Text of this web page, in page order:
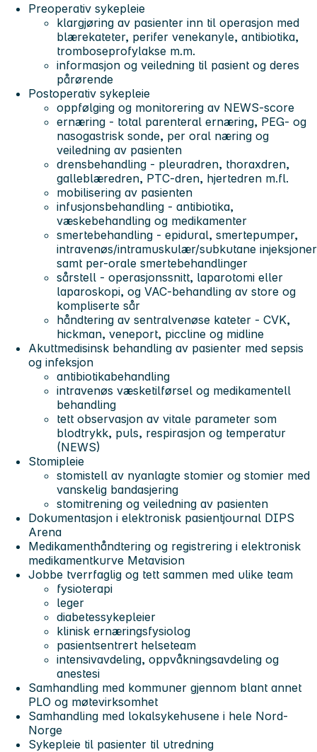
Preoperativ sykepleie
klargjøring av pasienter inn til operasjon med
blærekateter, perifer venekanyle, antibiotika,
tromboseprofylakse m.m.
informasjon og veiledning til pasient og deres
pårørende
Postoperativ sykepleie
oppfølging og monitorering av NEWS-score
ernæring - total parenteral ernæring, PEG- og
nasogastrisk sonde, per oral næring og
veiledning av pasienten
drensbehandling - pleuradren, thoraxdren,
galleblæredren, PTC-dren, hjertedren m.fl.
mobilisering av pasienten
infusjonsbehandling - antibiotika,
væskebehandling og medikamenter
smertebehandling - epidural, smertepumper,
intravenøs/intramuskulær/subkutane injeksjoner
samt per-orale smertebehandlinger
sårstell - operasjonssnitt, laparotomi eller
laparoskopi, og VAC-behandling av store og
kompliserte sår
håndtering av sentralvenøse kateter - CVK,
hickman, veneport, piccline og midline
Akuttmedisinsk behandling av pasienter med sepsis
og infeksjon
antibiotikabehandling
intravenøs væsketilførsel og medikamentell
behandling
tett observasjon av vitale parameter som
blodtrykk, puls, respirasjon og temperatur
(NEWS)
Stomipleie
stomistell av nyanlagte stomier og stomier med
vanskelig bandasjering
stomitrening og veiledning av pasienten
Dokumentasjon i elektronisk pasientjournal DIPS
Arena
Medikamenthåndtering og registrering i elektronisk
medikamentkurve Metavision
Jobbe tverrfaglig og tett sammen med ulike team
fysioterapi
leger
diabetessykepleier
klinisk ernæringsfysiolog
pasientsentrert helseteam
intensivavdeling, oppvåkningsavdeling og
anestesi
Samhandling med kommuner gjennom blant annet
PLO og møtevirksomhet
Samhandling med lokalsykehusene i hele Nord-
Norge
Sykepleie til pasienter til utredning